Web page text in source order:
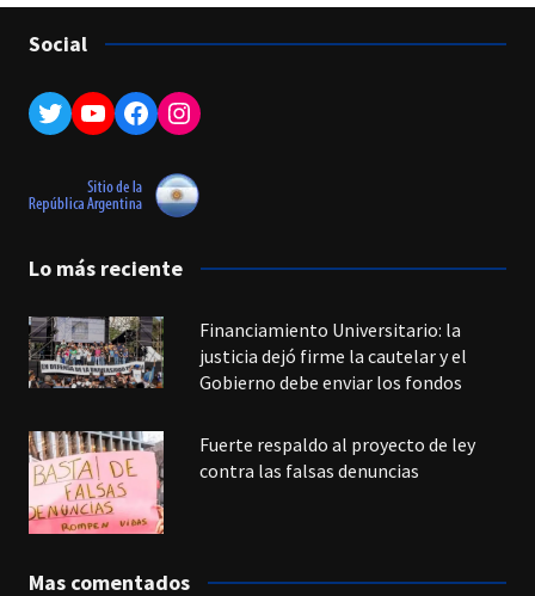
Social
Twitter
YouTube
Facebook
Instagram
Lo más reciente
Financiamiento Universitario: la
justicia dejó firme la cautelar y el
Gobierno debe enviar los fondos
Fuerte respaldo al proyecto de ley
contra las falsas denuncias
Mas comentados